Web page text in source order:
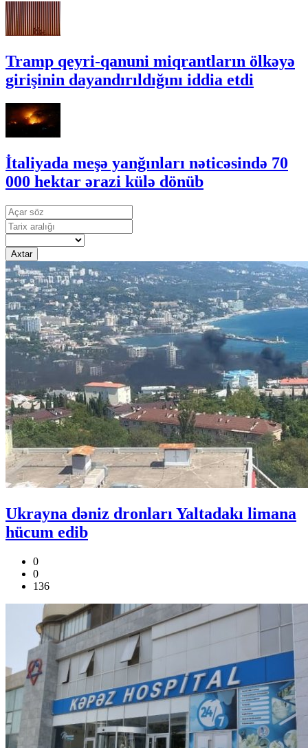
Tramp qeyri-qanuni miqrantların ölkəyə
girişinin dayandırıldığını iddia etdi
İtaliyada meşə yanğınları nəticəsində 70
000 hektar ərazi külə dönüb
Axtar
Ukrayna dəniz dronları Yaltadakı limana
hücum edib
0
0
136